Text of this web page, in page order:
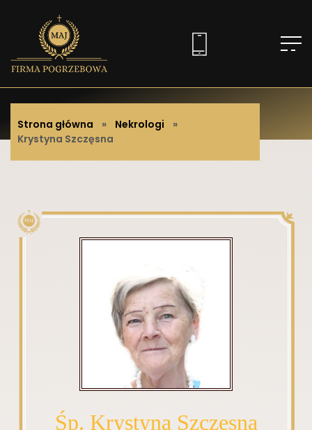
Strona główna » Nekrologi »
Krystyna Szczęsna
Śp. Krystyna Szczęsna